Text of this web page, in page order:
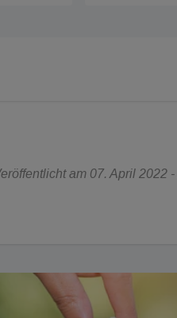
am 07. April 2022